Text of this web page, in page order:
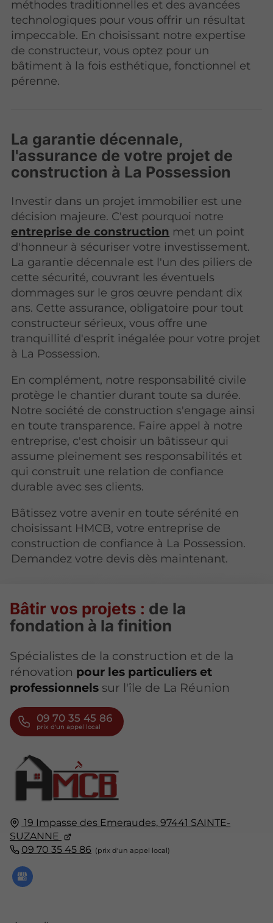
méthodes traditionnelles et des avancées
technologiques pour vous offrir un résultat
impeccable. En choisissant notre expertise
de constructeur, vous optez pour un
bâtiment à la fois esthétique, fonctionnel et
pérenne.
La garantie décennale,
l'assurance de votre projet de
construction à La Possession
Investir dans un projet immobilier est une
décision majeure. C'est pourquoi notre
entreprise de construction met un point
d'honneur à sécuriser votre investissement.
La garantie décennale est l'un des piliers de
cette sécurité, couvrant les éventuels
dommages sur le gros œuvre pendant dix
ans. Cette assurance, obligatoire pour tout
constructeur sérieux, vous offre une
tranquillité d'esprit inégalée pour votre projet
à La Possession.
En complément, notre responsabilité civile
protège le chantier durant toute sa durée.
Notre société de construction s'engage ainsi
en toute transparence. Faire appel à notre
entreprise, c'est choisir un bâtisseur qui
assume pleinement ses responsabilités et
qui construit une relation de confiance
durable avec ses clients.
Bâtissez votre avenir en toute sérénité en
choisissant HMCB, votre entreprise de
construction de confiance à La Possession.
Demandez votre devis dès maintenant.
19 Impasse des Emeraudes, 97441 SAINTE-
SUZANNE
09 70 35 45 86
Bâtir vos projets : de la
fondation à la finition
Spécialistes de la construction et de la
rénovation pour les particuliers et
professionnels sur l'île de La Réunion
09 70 35 45 86